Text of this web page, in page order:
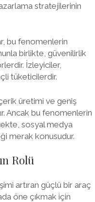
stratejilerinin
bu fenomenlerin
birlikte, güvenilirlik
İzleyiciler,
tüketicilerdir.
üretimi ve geniş
Ancak bu fenomenlerin
sosyal medya
merak konusudur.
Rolü
artıran güçlü bir araç
öne çıkmak için